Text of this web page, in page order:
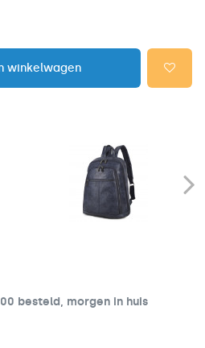
winkelwagen
besteld, morgen in huis